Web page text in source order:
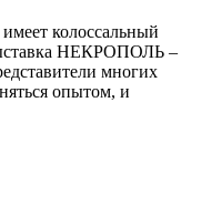
колоссальный
НЕКРОПОЛЬ –
многих
опытом, и